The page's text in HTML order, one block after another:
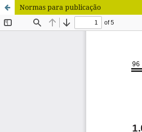
Normas para publicação